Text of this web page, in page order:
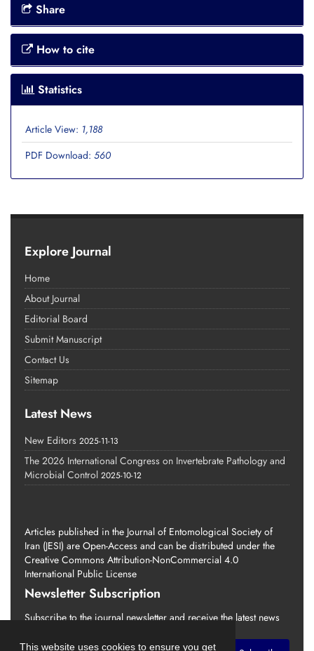
This website uses cookies to ensure you get
Share
How to cite
Statistics
Article View: 1,188
PDF Download: 560
Explore Journal
Home
About Journal
Editorial Board
Submit Manuscript
Contact Us
Sitemap
Latest News
New Editors 2025-11-13
The 2026 International Congress on Invertebrate Pathology and
Microbial Control 2025-10-12
Articles published in the Journal of Entomological Society of
Iran (JESI) are Open-Access and can be distributed under the
Creative Commons Attribution-NonCommercial 4.0
International Public License
Newsletter Subscription
Subscribe to the journal newsletter and receive the latest news